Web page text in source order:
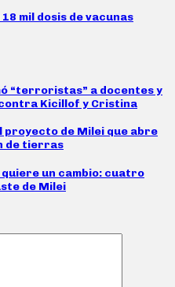
mil dosis de vacunas
“terroristas” a docentes y
Kicillof y Cristina
proyecto de Milei que abre
de tierras
quiere un cambio: cuatro
de Milei